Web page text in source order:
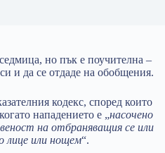
но пък е поучителна –
и да се отдаде на обобщения.
кодекс, според които
нападението е „насочено
на отбраняващия се или
лице или нощем“.